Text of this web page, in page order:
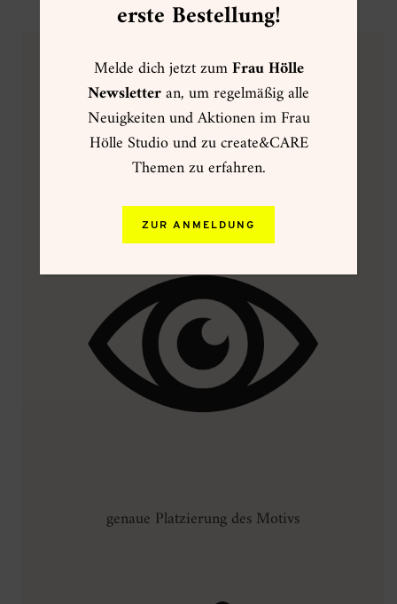
VORTEILE VON CLEAR STAMPS
Clear Stamps = transparente Klar-Stempel aus
Fotopolymer
genaue Platzierung des Motivs
erste Bestellung!
Melde dich jetzt zumFrau Hölle
Newsletteran, um regelmäßig alle
Neuigkeiten und Aktionen im Frau
Hölle Studio und zu create&CARE
Themen zu erfahren.
ZUR ANMELDUNG